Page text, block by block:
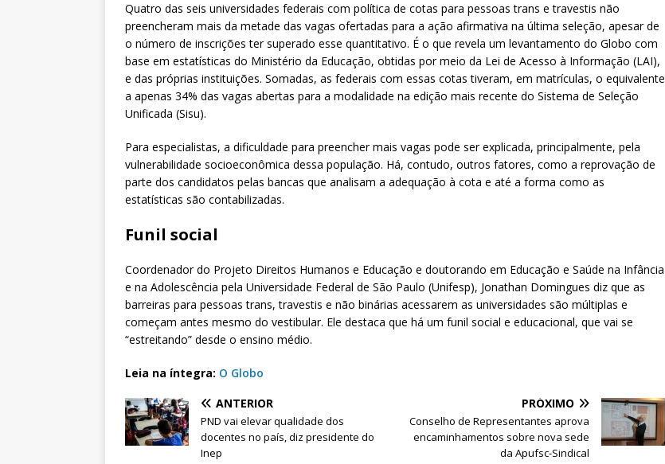
Quatro das seis universidades federais com política de cotas para pessoas trans e travestis não
preencheram mais da metade das vagas ofertadas para a ação afirmativa na última seleção, apesar de
o número de inscrições ter superado esse quantitativo. É o que revela um levantamento do Globo com
base em estatísticas do Ministério da Educação, obtidas por meio da Lei de Acesso à Informação (LAI),
e das próprias instituições. Somadas, as federais com essas cotas tiveram, em matrículas, o equivalente
a apenas 34% das vagas abertas para a modalidade na edição mais recente do Sistema de Seleção
Unificada (Sisu).
Para especialistas, a dificuldade para preencher mais vagas pode ser explicada, principalmente, pela
vulnerabilidade socioeconômica dessa população. Há, contudo, outros fatores, como a reprovação de
parte dos candidatos pelas bancas que analisam a adequação à cota e até a forma como as
estatísticas são contabilizadas.
Funil social
Coordenador do Projeto Direitos Humanos e Educação e doutorando em Educação e Saúde na Infância
e na Adolescência pela Universidade Federal de São Paulo (Unifesp), Jonathan Domingues diz que as
barreiras para pessoas trans, travestis e não binárias acessarem as universidades são múltiplas e
começam antes mesmo do vestibular. Ele destaca que há um funil social e educacional, que vai se
“estreitando” desde o ensino médio.
Leia na íntegra: O Globo
ANTERIOR
PND vai elevar qualidade dos
docentes no país, diz presidente do
Inep
PRÓXIMO
Conselho de Representantes aprova
encaminhamentos sobre nova sede
da Apufsc-Sindical